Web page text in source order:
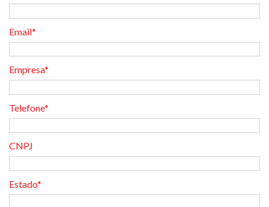
Email*
Empresa*
Telefone*
CNPJ
Estado*